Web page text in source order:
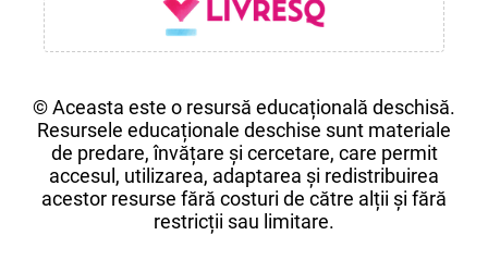
© Aceasta este o resursă educațională deschisă.
Resursele educaționale deschise sunt materiale
de predare, învățare și cercetare, care permit
accesul, utilizarea, adaptarea și redistribuirea
acestor resurse fără costuri de către alții și fără
restricții sau limitare.